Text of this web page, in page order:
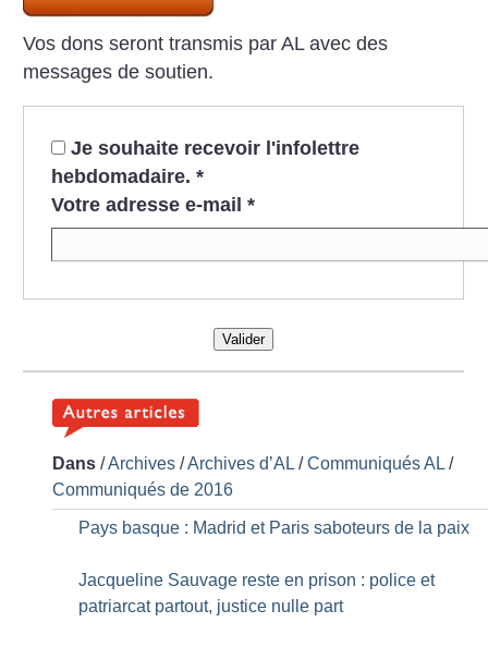
Vos dons seront transmis par AL avec des
messages de soutien.
Je souhaite recevoir l'infolettre
hebdomadaire. *
Votre adresse e-mail *
Valider
Dans /Archives /Archives d’AL /Communiqués AL /
Communiqués de 2016
Pays basque : Madrid et Paris saboteurs de la paix
Jacqueline Sauvage reste en prison : police et
patriarcat partout, justice nulle part